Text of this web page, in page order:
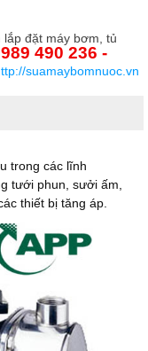
đặt máy bơm, tủ
490 236 -
suamaybomnuoc.vn
trong các lĩnh
tưới phun, sưởi ấm,
thiết bị tăng áp.